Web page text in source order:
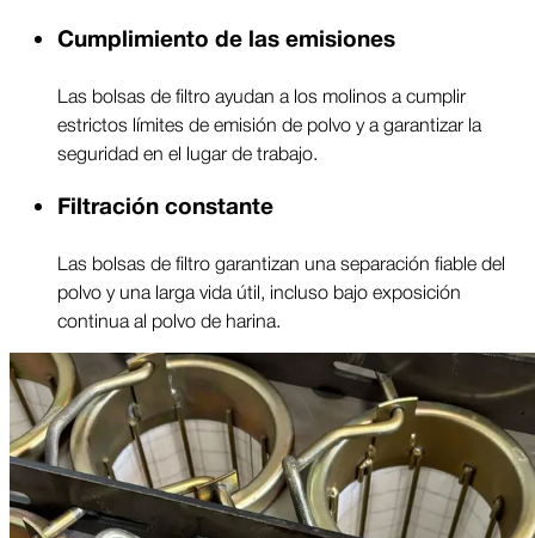
Cumplimiento de las emisiones
Las bolsas de filtro ayudan a los molinos a cumplir
estrictos límites de emisión de polvo y a garantizar la
seguridad en el lugar de trabajo.
Filtración constante
Las bolsas de filtro garantizan una separación fiable del
polvo y una larga vida útil, incluso bajo exposición
continua al polvo de harina.